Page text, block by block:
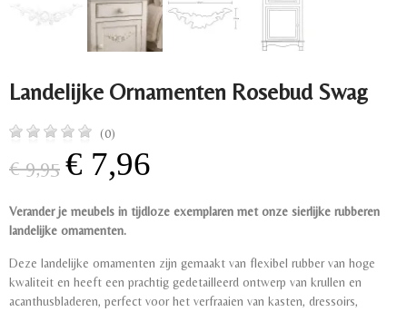
Landelijke Ornamenten Rosebud Swag
(0)
€ 9,95 € 7,96
Verander je meubels in tijdloze exemplaren met onze sierlijke rubberen
landelijke ornamenten.
Deze landelijke ornamenten zijn gemaakt van flexibel rubber van hoge
kwaliteit en heeft een prachtig gedetailleerd ontwerp van krullen en
acanthusbladeren, perfect voor het verfraaien van kasten, dressoirs,